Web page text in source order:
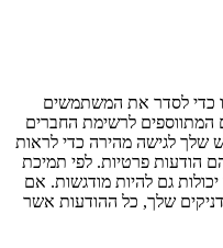
כדי לסדר את המשתמשים
לרשימת החברים
לגישה מהירה כדי לראות
הודעות פרטיות. לפי תמיכת
גם להיות מודגשות. אם
שלך, כל ההודעות אשר